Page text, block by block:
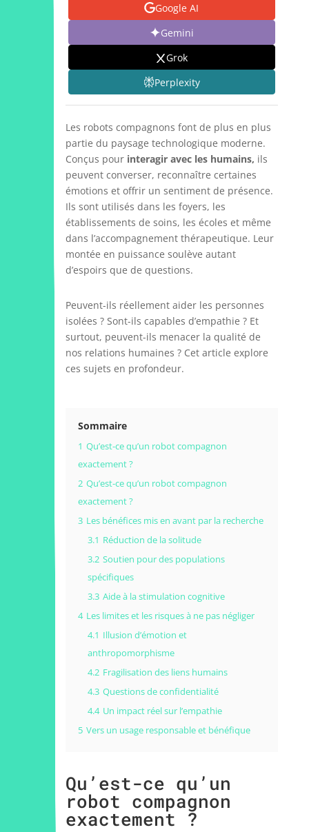
Google AI
Gemini
Grok
Perplexity
Les robots compagnons font de plus en plus
partie du paysage technologique moderne.
Conçus pour interagir avec les humains, ils
peuvent converser, reconnaître certaines
émotions et offrir un sentiment de présence.
Ils sont utilisés dans les foyers, les
établissements de soins, les écoles et même
dans l’accompagnement thérapeutique. Leur
montée en puissance soulève autant
d’espoirs que de questions.
Peuvent-ils réellement aider les personnes
isolées ? Sont-ils capables d’empathie ? Et
surtout, peuvent-ils menacer la qualité de
nos relations humaines ? Cet article explore
ces sujets en profondeur.
Sommaire
1 Qu’est-ce qu’un robot compagnon
exactement ?
2 Qu’est-ce qu’un robot compagnon
exactement ?
3 Les bénéfices mis en avant par la recherche
3.1 Réduction de la solitude
3.2 Soutien pour des populations
spécifiques
3.3 Aide à la stimulation cognitive
4 Les limites et les risques à ne pas négliger
4.1 Illusion d’émotion et
anthropomorphisme
4.2 Fragilisation des liens humains
4.3 Questions de confidentialité
4.4 Un impact réel sur l’empathie
5 Vers un usage responsable et bénéfique
Qu’est-ce qu’un
robot compagnon
exactement ?